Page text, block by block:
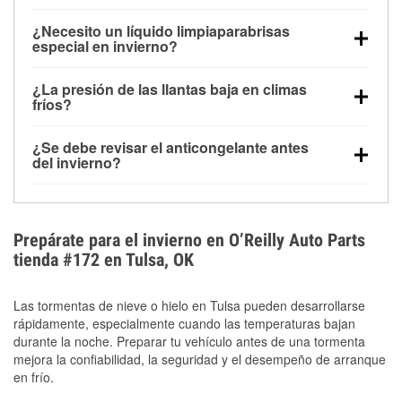
debajo de los 32 °F y puede perder hasta la mitad de
su potencia de arranque cerca de los 0 °F, lo que
arranque.
¿Necesito un líquido limpiaparabrisas
especial en invierno?
la congelación y ayuda a disolver la sal y la nieve
derretida en la carretera para mejorar la visibilidad.
¿La presión de las llantas baja en climas
fríos?
alrededor de 1 PSI por cada 10 °F que baja la
temperatura. Puedes obtener más información sobre
¿Se debe revisar el anticongelante antes
del invierno?
el sobrecalentamiento en condiciones de frío
extremo. Aprende cómo comprobar la protección
anticongelante en nuestra sección How-To.
Prepárate para el invierno en O’Reilly Auto Parts
tienda #172 en Tulsa, OK
Las tormentas de nieve o hielo en Tulsa pueden desarrollarse
rápidamente, especialmente cuando las temperaturas bajan
durante la noche. Preparar tu vehículo antes de una tormenta
mejora la confiabilidad, la seguridad y el desempeño de arranque
en frío.